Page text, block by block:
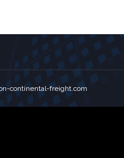
continental-freight.com